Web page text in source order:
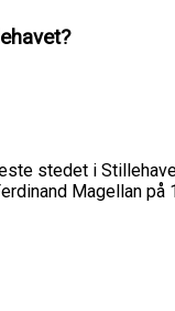
stedet i
Magellan